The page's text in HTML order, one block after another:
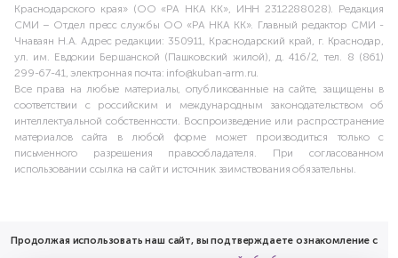
Краснодарского края» (ОО «РА НКА КК», ИНН 2312288028). Редакция
СМИ – Отдел пресс службы ОО «РА НКА КК». Главный редактор СМИ -
Чнаваян Н.А. Адрес редакции: 350911, Краснодарский край, г. Краснодар,
ул. им. Евдокии Бершанской (Пашковский жилой), д. 416/2, тел. 8 (861)
299-67-41, электронная почта: info@kuban-arm.ru.
Все права на любые материалы, опубликованные на сайте, защищены в
соответствии с российским и международным законодательством об
интеллектуальной собственности. Воспроизведение или распространение
материалов сайта в любой форме может производиться только с
письменного разрешения правообладателя. При согласованном
использовании ссылка на сайт и источник заимствования обязательны.
Продолжая использовать наш сайт, вы подтверждаете ознакомление с